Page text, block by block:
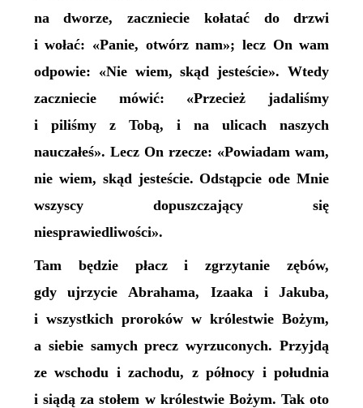
na dworze, zaczniecie kołatać do drzwi
i wołać: «Panie, otwórz nam»; lecz On wam
odpowie: «Nie wiem, skąd jesteście». Wtedy
zaczniecie mówić: «Przecież jadaliśmy
i piliśmy z Tobą, i na ulicach naszych
nauczałeś». Lecz On rzecze: «Powiadam wam,
nie wiem, skąd jesteście. Odstąpcie ode Mnie
wszyscy dopuszczający się
niesprawiedliwości».
Tam będzie płacz i zgrzytanie zębów,
gdy ujrzycie Abrahama, Izaaka i Jakuba,
i wszystkich proroków w królestwie Bożym,
a siebie samych precz wyrzuconych. Przyjdą
ze wschodu i zachodu, z północy i południa
i siądą za stołem w królestwie Bożym. Tak oto